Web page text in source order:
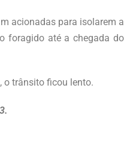
acionadas para isolarem a
foragido até a chegada do
o trânsito ficou lento.